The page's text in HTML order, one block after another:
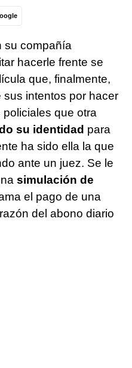
su compañía
hacerle frente se
que, finalmente,
intentos por hacer
que otra
su identidad para
ha sido ella la que
ante un juez. Se le
simulación de
el pago de una
del abono diario